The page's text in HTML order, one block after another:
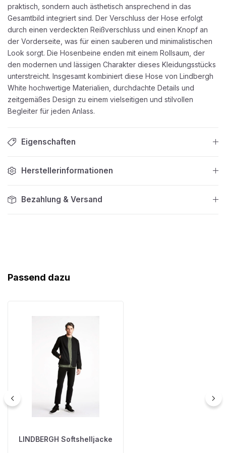
praktisch, sondern auch ästhetisch ansprechend in das
Gesamtbild integriert sind. Der Verschluss der Hose erfolgt
durch einen verdeckten Reißverschluss und einen Knopf an
der Vorderseite, was für einen sauberen und minimalistischen
Look sorgt. Die Hosenbeine enden mit einem Rollsaum, der
den modernen und lässigen Charakter dieses Kleidungsstücks
unterstreicht. Insgesamt kombiniert diese Hose von Lindbergh
White hochwertige Materialien, durchdachte Details und
zeitgemäßes Design zu einem vielseitigen und stilvollen
Begleiter für jeden Anlass.
Eigenschaften
Herstellerinformationen
Bezahlung & Versand
Produktgalerie überspringen
Passend dazu
LINDBERGH Softshelljacke